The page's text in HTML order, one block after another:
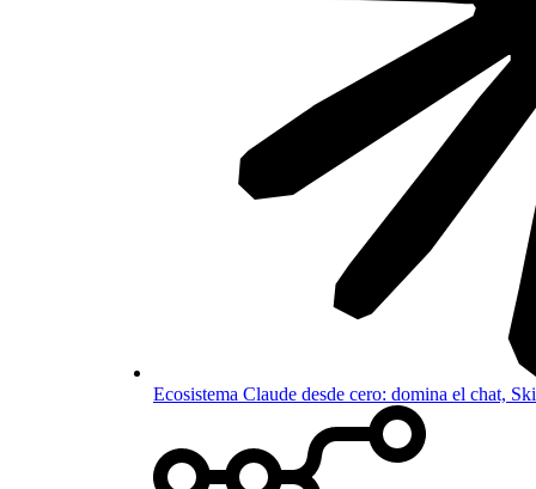
Ecosistema Claude desde cero: domina el chat,